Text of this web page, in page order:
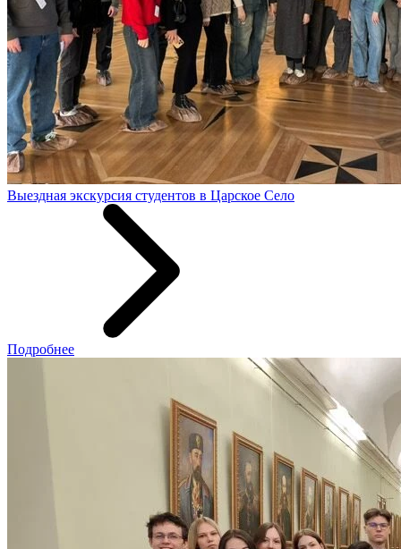
Выездная экскурсия студентов в Царское Село
Подробнее